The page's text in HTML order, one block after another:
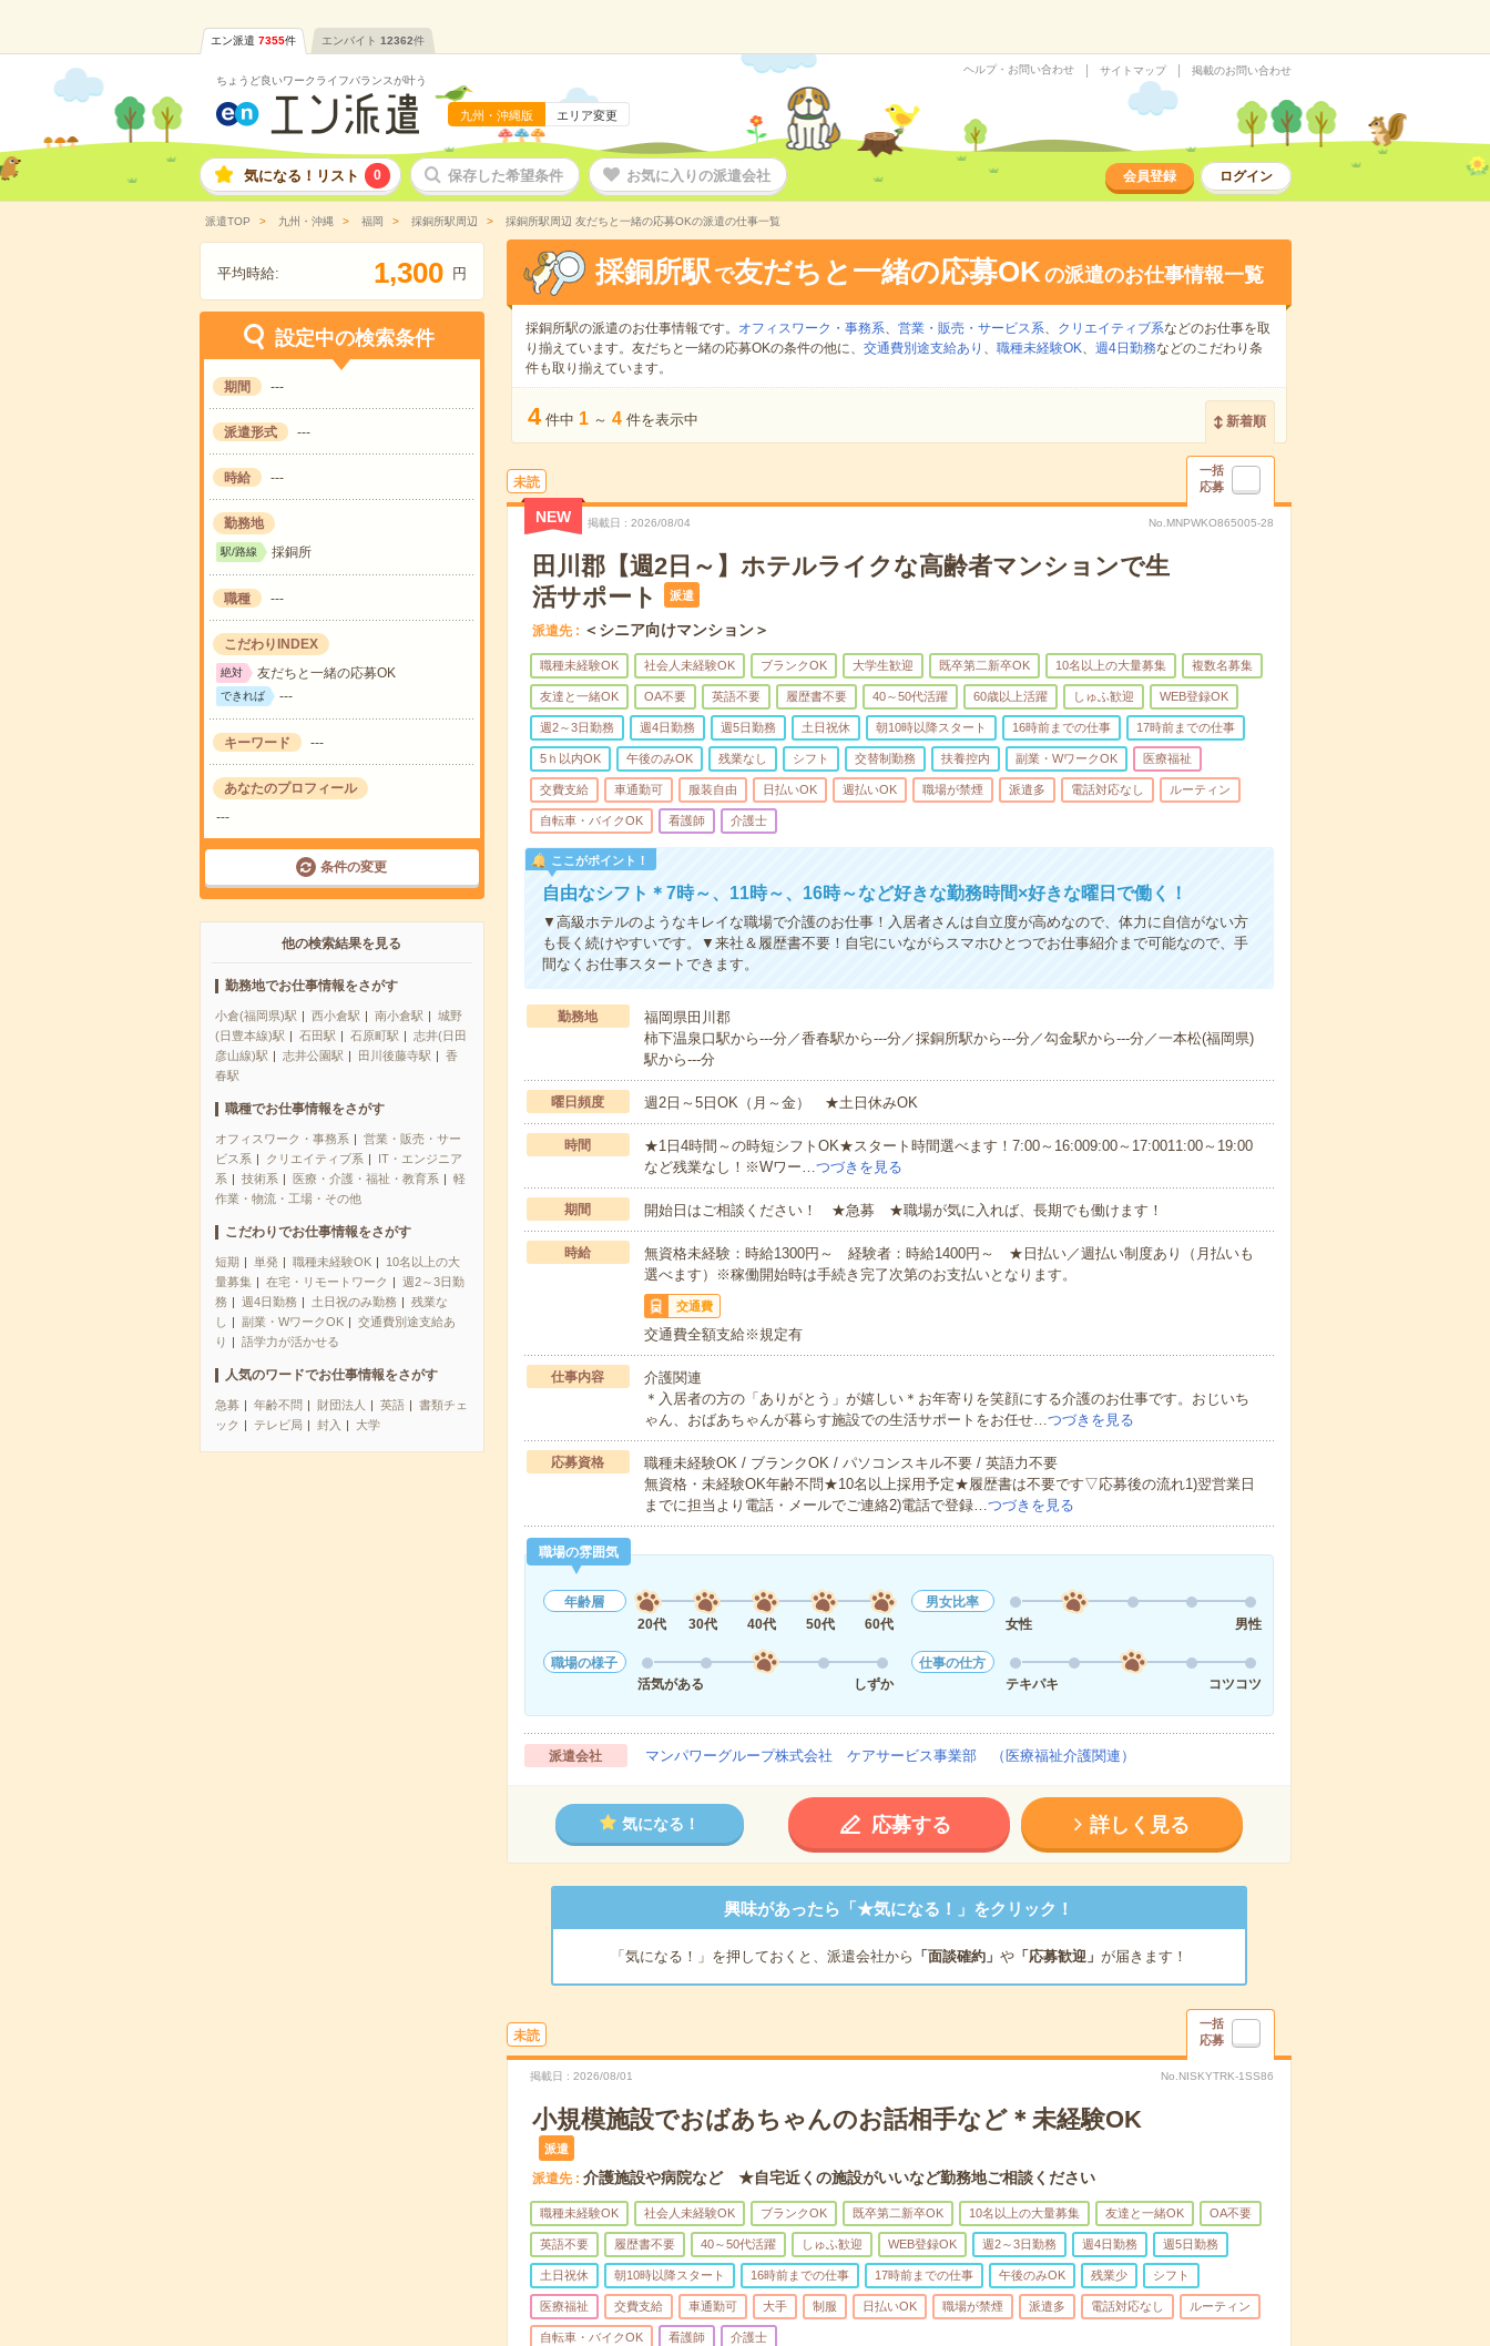
エン派遣 7355件 エンバイト 12362件
ちょうど良いワークライフバランスが叶う
九州・沖縄版 エリア変更
ヘルプ・お問い合わせ サイトマップ 掲載のお問い合わせ
気になる！リスト 0 保存した希望条件 お気に入りの派遣会社 会員登録 ログイン
派遣TOP 九州・沖縄 福岡 採銅所駅周辺 採銅所駅周辺 友だちと一緒の応募OKの派遣の仕事一覧
平均時給: 1,300 円
設定中の検索条件
期間 ---
派遣形式 ---
時給 ---
勤務地
駅/路線 採銅所
職種 ---
こだわりINDEX
絶対 友だちと一緒の応募OK
できれば ---
キーワード ---
あなたのプロフィール
---
条件の変更
他の検索結果を見る
勤務地でお仕事情報をさがす
小倉(福岡県)駅 西小倉駅 南小倉駅
城野
(日豊本線)駅
石田駅 石原町駅
志井(日田
彦山線)駅
志井公園駅 田川後藤寺駅
香
春駅
職種でお仕事情報をさがす
オフィスワーク・事務系
営業・販売・サー
ビス系
クリエイティブ系
IT・エンジニア
系
技術系 医療・介護・福祉・教育系
軽
作業・物流・工場・その他
こだわりでお仕事情報をさがす
短期 単発 職種未経験OK
10名以上の大
量募集
在宅・リモートワーク
週2～3日勤
務
週4日勤務 土日祝のみ勤務
残業な
し
副業・WワークOK
交通費別途支給あ
り
語学力が活かせる
人気のワードでお仕事情報をさがす
急募 年齢不問 財団法人 英語
書類チェ
ック
テレビ局 封入 大学
採銅所駅 で友だちと一緒の応募OKの派遣のお仕事情報一覧
採銅所駅の派遣のお仕事情報です。 オフィスワーク・事務系、 営業・販売・サービス系、 クリエイティブ系などのお仕事を取
り揃えています。友だちと一緒の応募OKの条件の他に、 交通費別途支給あり 、 職種未経験OK、 週4日勤務などのこだわり条
件も取り揃えています。
4 件中 1 ～ 4 件を表示中 新着順
未読
一括
応募
NEW 掲載日 2026/08/04 No.MNPWKO865005-28
田川郡【週2日～】ホテルライクな高齢者マンションで生
活サポート
派遣
派遣先 ＜シニア向けマンション＞
職種未経験OK 社会人未経験OK ブランクOK 大学生歓迎 既卒第二新卒OK 10名以上の大量募集 複数名募集
友達と一緒OK OA不要 英語不要 履歴書不要 40～50代活躍 60歳以上活躍 しゅふ歓迎 WEB登録OK
週2～3日勤務 週4日勤務 週5日勤務 土日祝休 朝10時以降スタート 16時前までの仕事 17時前までの仕事
5ｈ以内OK 午後のみOK 残業なし シフト 交替制勤務 扶養控内 副業・WワークOK 医療福祉
交費支給 車通勤可 服装自由 日払いOK 週払いOK 職場が禁煙 派遣多 電話対応なし ルーティン
自転車・バイクOK 看護師 介護士
ここがポイント！
自由なシフト＊7時～、11時～、16時～など好きな勤務時間×好きな曜日で働く！
▼高級ホテルのようなキレイな職場で介護のお仕事！入居者さんは自立度が高めなので、体力に自信がない方
も長く続けやすいです。▼来社＆履歴書不要！自宅にいながらスマホひとつでお仕事紹介まで可能なので、手
間なくお仕事スタートできます。
勤務地
福岡県田川郡
柿下温泉口駅から---分／香春駅から---分／採銅所駅から---分／勾金駅から---分／一本松(福岡県)
駅から---分
曜日頻度 週2日～5日OK（月～金） ★土日休みOK
時間
★1日4時間～の時短シフトOK★スタート時間選べます！7:00～16:009:00～17:0011:00～19:00
など残業なし！※Wワー…つづきを見る
期間 開始日はご相談ください！ ★急募 ★職場が気に入れば、長期でも働けます！
時給
無資格未経験：時給1300円～ 経験者：時給1400円～ ★日払い／週払い制度あり（月払いも
選べます）※稼働開始時は手続き完了次第のお支払いとなります。
交通費
交通費全額支給※規定有
仕事内容
介護関連
＊入居者の方の「ありがとう」が嬉しい＊お年寄りを笑顔にする介護のお仕事です。おじいち
ゃん、おばあちゃんが暮らす施設での生活サポートをお任せ…つづきを見る
応募資格
職種未経験OK / ブランクOK / パソコンスキル不要 / 英語力不要
無資格・未経験OK年齢不問★10名以上採用予定★履歴書は不要です▽応募後の流れ1)翌営業日
までに担当より電話・メールでご連絡2)電話で登録…つづきを見る
職場の雰囲気
年齢層
20代
30代 40代 50代 60代
男女比率
女性
男性
職場の様子
活気がある
しずか
仕事の仕方
テキパキ
コツコツ
派遣会社 マンパワーグループ株式会社 ケアサービス事業部 （医療福祉介護関連）
気になる！ 応募する 詳しく見る
興味があったら「★気になる！」をクリック！
「気になる！」を押しておくと、派遣会社から 「面談確約」 や「応募歓迎」 が届きます！
未読
一括
応募
掲載日 2026/08/01 No.NISKYTRK-1SS86
小規模施設でおばあちゃんのお話相手など＊未経験OK
派遣
派遣先 介護施設や病院など ★自宅近くの施設がいいなど勤務地ご相談ください
職種未経験OK 社会人未経験OK ブランクOK 既卒第二新卒OK 10名以上の大量募集 友達と一緒OK OA不要
英語不要 履歴書不要 40～50代活躍 しゅふ歓迎 WEB登録OK 週2～3日勤務 週4日勤務 週5日勤務
土日祝休 朝10時以降スタート 16時前までの仕事 17時前までの仕事 午後のみOK 残業少 シフト
医療福祉 交費支給 車通勤可 大手 制服 日払いOK 職場が禁煙 派遣多 電話対応なし ルーティン
自転車・バイクOK 看護師 介護士